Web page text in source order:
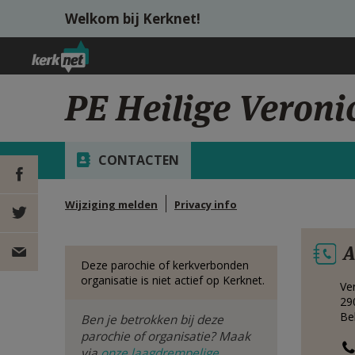
Overslaan en naar de inhoud gaan
Welkom bij Kerknet!
PE Heilige
CONTACTEN
Wijziging melden Privacy info
DEEL OP
FACEBOOK
DEEL OP
Deze parochie of kerkverbonden
organisatie is niet actief op Kerknet.
Ben je betrokken bij deze
parochie of organisatie? Maak